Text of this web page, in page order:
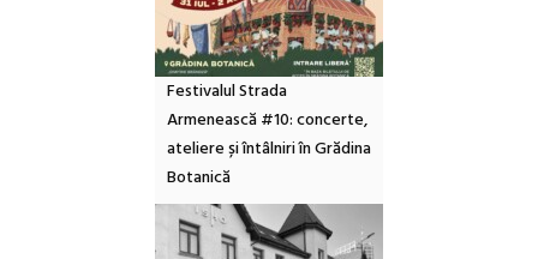
Festivalul Strada
Armenească #10: concerte,
ateliere și întâlniri în Grădina
Botanică